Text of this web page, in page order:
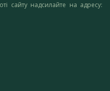
сайту надсилайте на адресу: